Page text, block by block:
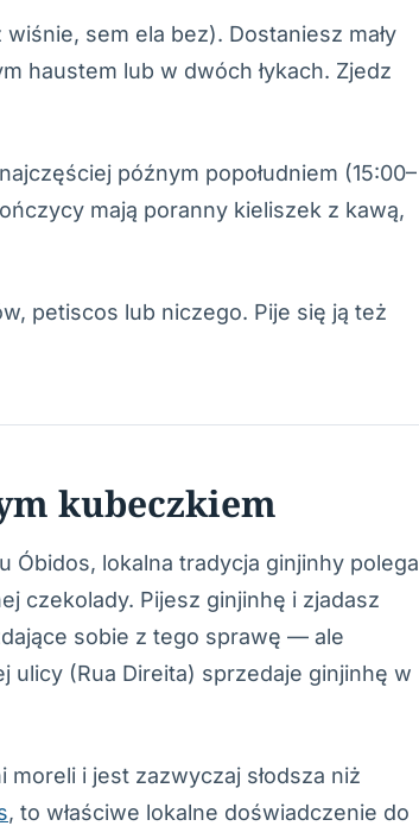
sem ela bez). Dostaniesz mały
haustem lub w dwóch łykach. Zjedz
późnym popołudniem (15:00–
mają poranny kieliszek z kawą,
petiscos lub niczego. Pije się ją też
kubeczkiem
lokalna tradycja ginjinhy polega
czekolady. Pijesz ginjinhę i zjadasz
sobie z tego sprawę — ale
ulicy (Rua Direita) sprzedaje ginjinhę w
i jest zazwyczaj słodsza niż
, to właściwe lokalne doświadczenie do